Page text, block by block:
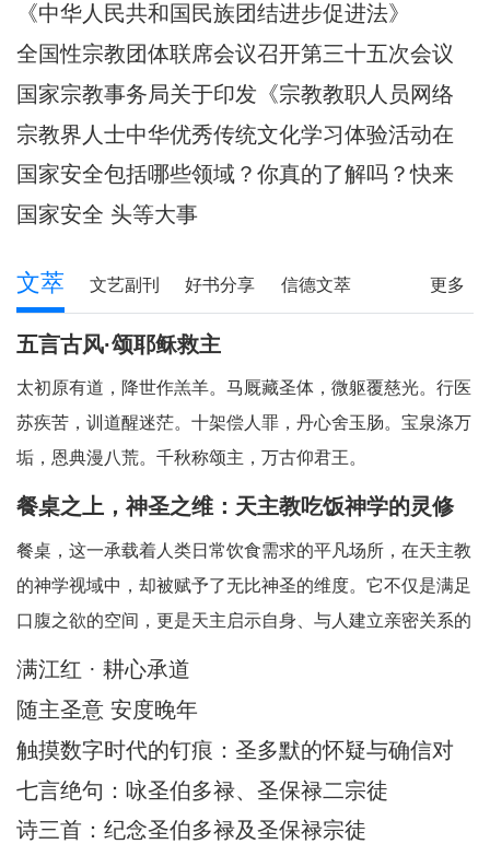
《中华人民共和国民族团结进步促进法》
全国性宗教团体联席会议召开第三十五次会议
国家宗教事务局关于印发《宗教教职人员网络
行为规范》的通知
宗教界人士中华优秀传统文化学习体验活动在
武汉启动
国家安全包括哪些领域？你真的了解吗？快来
一起涨知识！
国家安全 头等大事
更多
文萃 文艺副刊 好书分享 信德文萃
诗苑 小小说 写真故事
五言古风·颂耶稣救主
太初原有道，降世作羔羊。马厩藏圣体，微躯覆慈光。行医
苏疾苦，训道醒迷茫。十架偿人罪，丹心舍玉肠。宝泉涤万
垢，恩典漫八荒。千秋称颂主，万古仰君王。
餐桌之上，神圣之维：天主教吃饭神学的灵修
餐桌，这一承载着人类日常饮食需求的平凡场所，在天主教
的神学视域中，却被赋予了无比神圣的维度。它不仅是满足
口腹之欲的空间，更是天主启示自身、与人建立亲密关系的
神圣舞台。天主教吃饭神学中所蕴含的灵修智慧，引领我们
到其中深刻的属灵启迪。在人类日常生活中，
满江红 · 耕心承道
随主圣意 安度晚年
触摸数字时代的钉痕：圣多默的怀疑与确信对
AI时代的信仰启迪
七言绝句：咏圣伯多禄、圣保禄二宗徒
诗三首：纪念圣伯多禄及圣保禄宗徒